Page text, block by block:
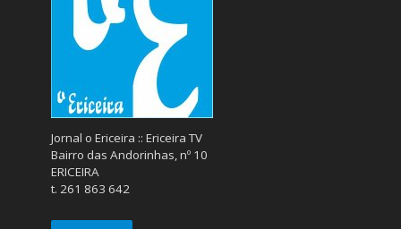
Jornal o Ericeira :: Ericeira TV
Bairro das Andorinhas, nº 10
ERICEIRA
t. 261 863 642